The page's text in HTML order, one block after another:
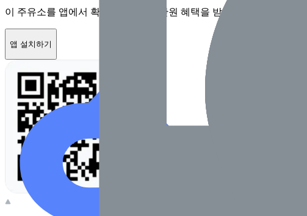
이 주유소를 앱에서 확인하고 최대 1만원 혜택을 받아보세요
앱 설치하기